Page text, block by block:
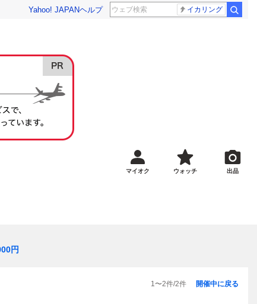
Yahoo! JAPANヘルプ イカリング
マイオク ウォッチ 出品
円
1〜2件/2件 開催中に戻る